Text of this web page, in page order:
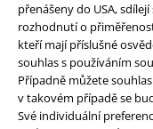
přenášeny do USA,
rozhodnutí o
kteří mají příslušné
souhlas s používáním
Případně můžete
v takovém případě se
Své individuální
Likvidace odpadu a
Prohlášení o shodě
Informace o přístupnosti